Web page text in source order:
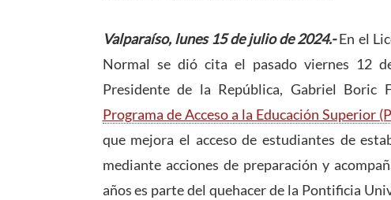
Valparaíso, lunes 15 de julio de 2024.-En el
Normal se dió cita el pasado viernes 12
Presidente de la República, Gabriel Boric
Programa de Acceso a la Educación Superior
que mejora el acceso de estudiantes de
mediante acciones de preparación y
años es parte del quehacer de la Pontificia